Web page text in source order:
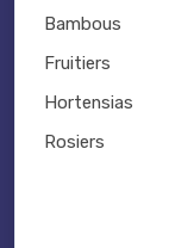
Bambous
Fruitiers
Hortensias
Rosiers